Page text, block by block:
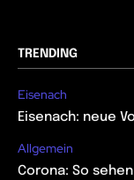
TRENDING
Eisenach
Eisenach: neue
Allgemein
Corona: So